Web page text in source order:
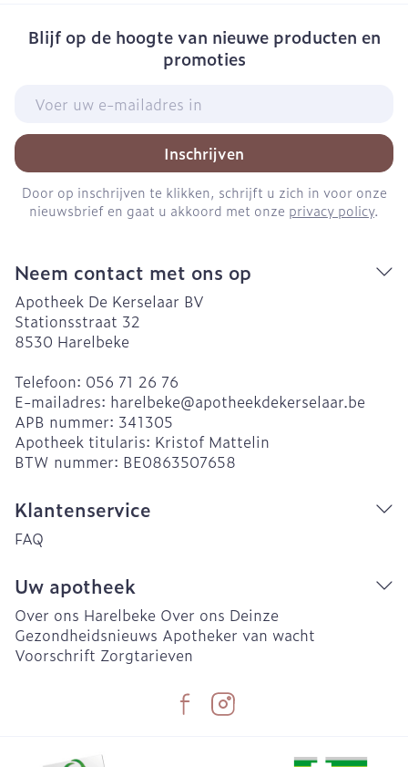
Blijf op de hoogte van nieuwe producten en
promoties
Inschrijven
Door op inschrijven te klikken, schrijft u zich in voor onze
nieuwsbrief en gaat u akkoord met onze privacy policy.
Neem contact met ons op
Apotheek De Kerselaar BV
Stationsstraat 32
8530 Harelbeke
Telefoon: 056 71 26 76
E-mailadres: harelbeke@apotheekdekerselaar.be
APB nummer: 341305
Apotheek titularis: Kristof Mattelin
BTW nummer: BE0863507658
Klantenservice
FAQ
Uw apotheek
Over ons Harelbeke Over ons Deinze
Gezondheidsnieuws Apotheker van wacht
Voorschrift Zorgtarieven